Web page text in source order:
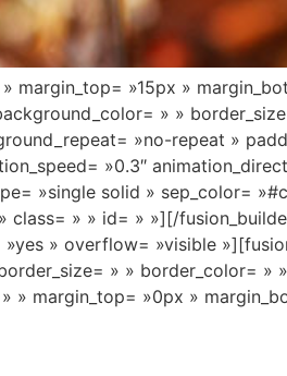
margin_top= »15px »
» »
»no-repeat »
»0.3″
»single solid » sep_color=
» » id= » »][/
» overflow= »visible
» » border_color= »
margin_top= »0px »